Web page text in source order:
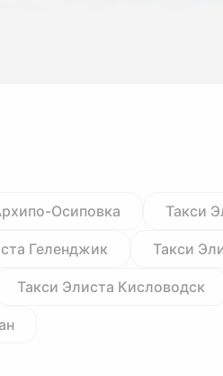
Осиповка Такси
Геленджик Такси
Такси Элиста Кисловодск